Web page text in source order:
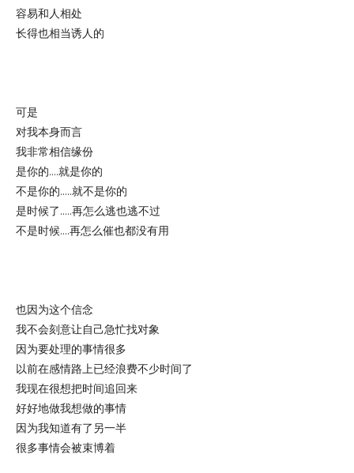
容易和人相处
长得也相当诱人的
可是
对我本身而言
我非常相信缘份
是你的....就是你的
不是你的.....就不是你的
是时候了.....再怎么逃也逃不过
不是时候....再怎么催也都没有用
也因为这个信念
我不会刻意让自己急忙找对象
因为要处理的事情很多
以前在感情路上已经浪费不少时间了
我现在很想把时间追回来
好好地做我想做的事情
因为我知道有了另一半
很多事情会被束博着